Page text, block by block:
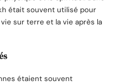
était souvent utilisé pour
sur terre et la vie après la
étaient souvent